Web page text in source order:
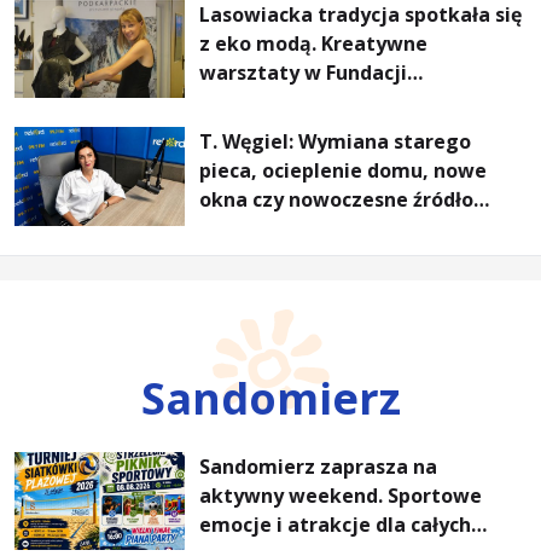
Lasowiacka tradycja spotkała się
z eko modą. Kreatywne
warsztaty w Fundacji
T. Węgiel: Wymiana starego
pieca, ocieplenie domu, nowe
okna czy nowoczesne źródło
rachunki za energię, lepszy
powietrze
Sandomierz
Sandomierz zaprasza na
aktywny weekend. Sportowe
emocje i atrakcje dla całych